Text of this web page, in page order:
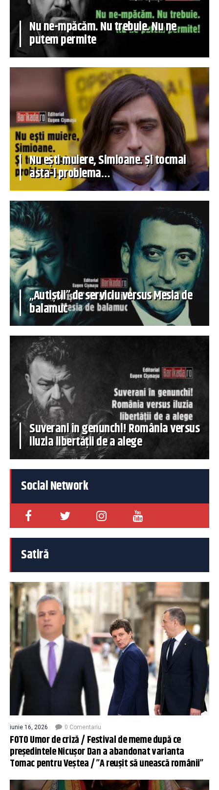
Nu ne-mpăcăm. Nu trebuie. Nu ne
putem permite
Nu ești muiere, Simioane. Și tocmai
asta-i problema…
„Autiștii” de serviciu versus Mesia de
balamuc
Suverani în genunchi! România versus
iluzia libertății de a alege
Social Network
Satiră
iunie 16, 2026 0 Comentariu
FOTO Umor de criză / Festival de meme după ce
președintele Nicușor Dan a abandonat varianta
Tomac pentru Veștea / ”A reușit să unească românii”